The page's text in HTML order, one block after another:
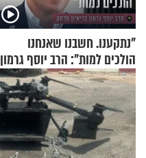
"נתקענו. חשבנו שאנחנו
הולכים למות": הרב יוסף גרמון
בריאיון מרתק